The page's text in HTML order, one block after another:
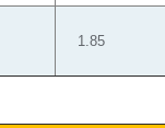
1.85